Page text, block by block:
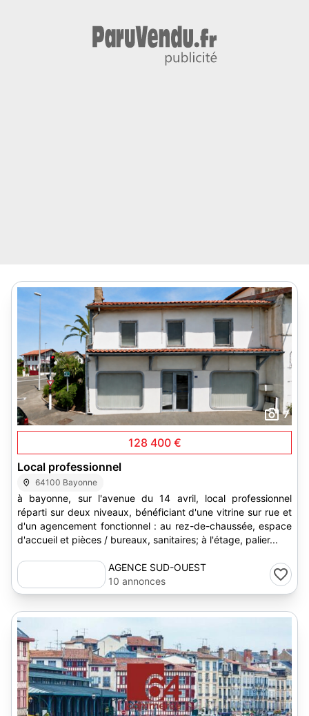
7
128 400 €
Local professionnel
64100 Bayonne
à bayonne, sur l'avenue du 14 avril, local professionnel
réparti sur deux niveaux, bénéficiant d'une vitrine sur rue et
d'un agencement fonctionnel : au rez-de-chaussée, espace
d'accueil et pièces / bureaux, sanitaires; à l'étage, palier...
AGENCE SUD-OUEST
10 annonces